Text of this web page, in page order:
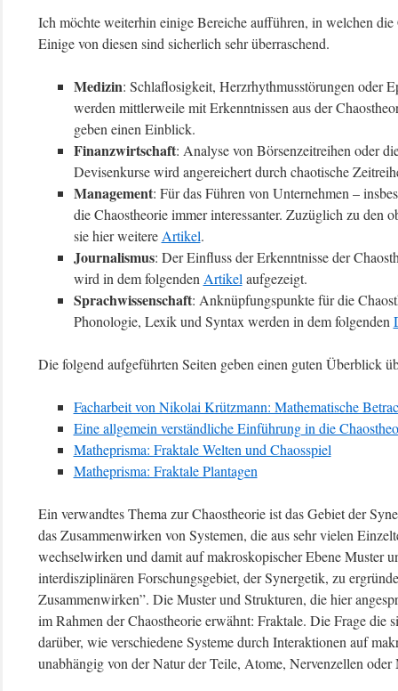
Ich möchte weiterhin einige Bereiche aufführen, in welchen
Einige von diesen sind sicherlich sehr überraschend.
Medizin: Schlaflosigkeit, Herzrhythmusstörungen oder
werden mittlerweile mit Erkenntnissen aus der
geben einen Einblick.
Finanzwirtschaft: Analyse von Börsenzeitreihen oder
Devisenkurse wird angereichert durch chaotische
Management: Für das Führen von Unternehmen –
die Chaostheorie immer interessanter. Zuzüglich zu den
sie hier weitere Artikel.
Journalismus: Der Einfluss der Erkenntnisse der
wird in dem folgenden Artikel aufgezeigt.
Sprachwissenschaft: Anknüpfungspunkte für die
Phonologie, Lexik und Syntax werden in dem folgenden
Die folgend aufgeführten Seiten geben einen guten Überblick
Facharbeit von Nikolai Krützmann: Mathematische
Eine allgemein verständliche Einführung in die
Matheprisma: Fraktale Welten und Chaosspiel
Matheprisma: Fraktale Plantagen
Ein verwandtes Thema zur Chaostheorie ist das Gebiet der
das Zusammenwirken von Systemen, die aus sehr vielen
wechselwirken und damit auf makroskopischer Ebene Muster
interdisziplinären Forschungsgebiet, der Synergetik, zu
Zusammenwirken”. Die Muster und Strukturen, die hier
im Rahmen der Chaostheorie erwähnt: Fraktale. Die Frage die
darüber, wie verschiedene Systeme durch Interaktionen auf
unabhängig von der Natur der Teile, Atome, Nervenzellen oder